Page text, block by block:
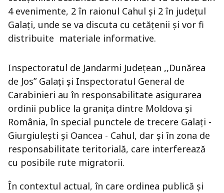
4 evenimente, 2 în raionul Cahul și 2 în județul
Galați, unde se va discuta cu cetățenii și vor fi
distribuite materiale informative.
Inspectoratul de Jandarmi Județean ,,Dunărea
de Jos” Galați și Inspectoratul General de
Carabinieri au în responsabilitate asigurarea
ordinii publice la granița dintre Moldova și
România, în special punctele de trecere Galați -
Giurgiulești și Oancea - Cahul, dar și în zona de
responsabilitate teritorială, care interferează
cu posibile rute migratorii.
În contextul actual, în care ordinea publică și